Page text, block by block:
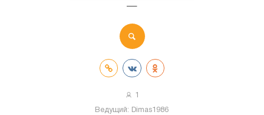
—
1
Ведущий: Dimas1986